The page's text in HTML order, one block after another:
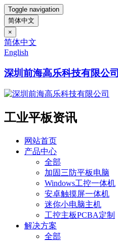
Toggle navigation
简体中文
×
简体中文
English
深圳前海高乐科技有限公司
工业平板资讯
网站首页
产品中心
全部
加固三防平板电脑
Windows工控一体机
安卓触摸屏一体机
迷你小电脑主机
工控主板PCBA定制
解决方案
全部